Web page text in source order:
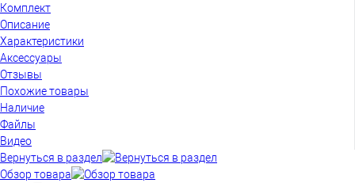
Комплект
Описание
Характеристики
Аксессуары
Отзывы
Похожие товары
Наличие
Файлы
Видео
Вернуться в раздел
Обзор товара